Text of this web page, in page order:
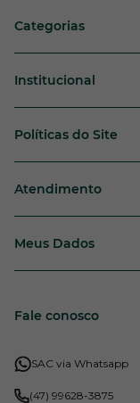
Categorias
Institucional
Políticas do Site
Atendimento
Meus Dados
Fale conosco
SAC via Whatsapp
(47) 99628-3875